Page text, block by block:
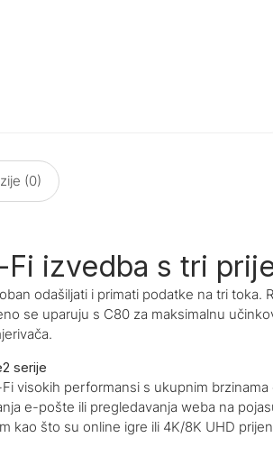
(0)
Fi izvedba s tri
odašiljati i primati podatke na tri toka.
se uparuju s C80 za maksimalnu
serije
visokih performansi s ukupnim
e-pošte ili pregledavanja weba na
kao što su online igre ili 4K/8K UHD